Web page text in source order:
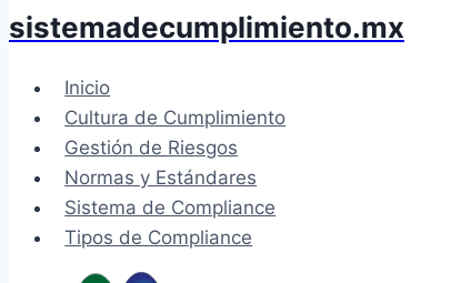
sistemadecumplimiento.mx
Inicio
Cultura de Cumplimiento
Gestión de Riesgos
Normas y Estándares
Sistema de Compliance
Tipos de Compliance